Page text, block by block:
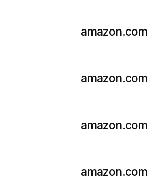
amazon.com
amazon.com
amazon.com
amazon.com